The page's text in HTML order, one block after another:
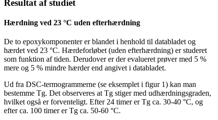
Resultat af studiet
Hærdning ved 23 °C uden efterhærdning
De to epoxykomponenter er blandet i henhold til databladet og
hærdet ved 23 °C. Hærdeforløbet (uden efterhærdning) er studeret
som funktion af tiden. Derudover er der evalueret prøver med 5 %
mere og 5 % mindre hærder end angivet i databladet.
Ud fra DSC-termogrammerne (se eksemplet i figur 1) kan man
bestemme Tg. Det observeres at Tg stiger med udhærdningsgraden,
hvilket også er forventeligt. Efter 24 timer er Tg ca. 30-40 °C, og
efter ca. 100 timer er Tg ca. 50-60 °C.